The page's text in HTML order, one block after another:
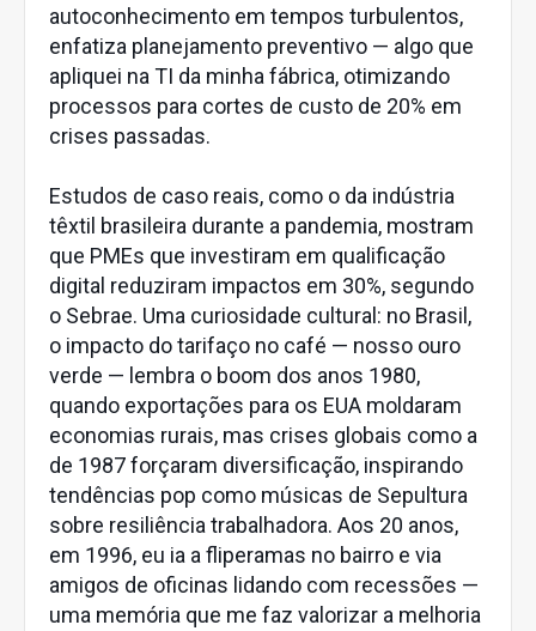
autoconhecimento em tempos turbulentos,
enfatiza planejamento preventivo — algo que
apliquei na TI da minha fábrica, otimizando
processos para cortes de custo de 20% em
crises passadas.
Estudos de caso reais, como o da indústria
têxtil brasileira durante a pandemia, mostram
que PMEs que investiram em qualificação
digital reduziram impactos em 30%, segundo
o Sebrae. Uma curiosidade cultural: no Brasil,
o impacto do tarifaço no café — nosso ouro
verde — lembra o boom dos anos 1980,
quando exportações para os EUA moldaram
economias rurais, mas crises globais como a
de 1987 forçaram diversificação, inspirando
tendências pop como músicas de Sepultura
sobre resiliência trabalhadora. Aos 20 anos,
em 1996, eu ia a fliperamas no bairro e via
amigos de oficinas lidando com recessões —
uma memória que me faz valorizar a melhoria